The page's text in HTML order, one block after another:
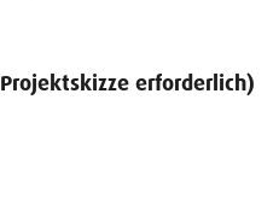
erforderlich)